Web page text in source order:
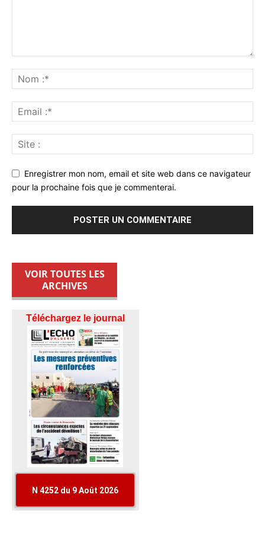
Enregistrer mon nom, email et site web dans ce navigateur
pour la prochaine fois que je commenterai.
VOIR TOUTES LES
ARCHIVES